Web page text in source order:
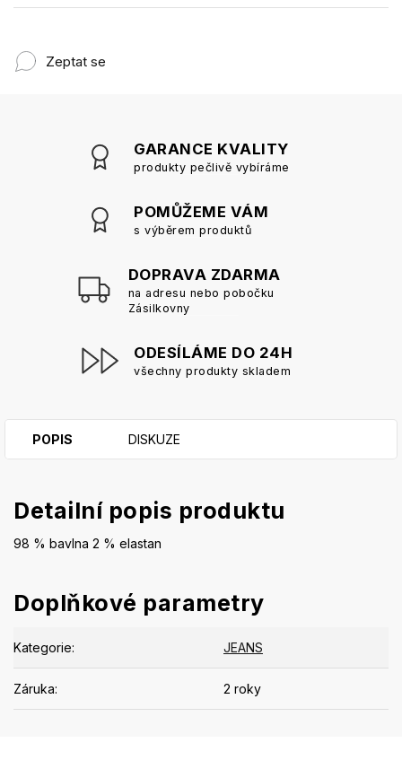
Zeptat se
GARANCE KVALITY
produkty pečlivě vybíráme
POMŮŽEME VÁM
s výběrem produktů
DOPRAVA ZDARMA
na adresu nebo pobočku
Zásilkovny
ODESÍLÁME DO 24H
všechny produkty skladem
POPIS DISKUZE
Detailní popis produktu
98 % bavlna 2 % elastan
Doplňkové parametry
Kategorie: JEANS
Záruka: 2 roky